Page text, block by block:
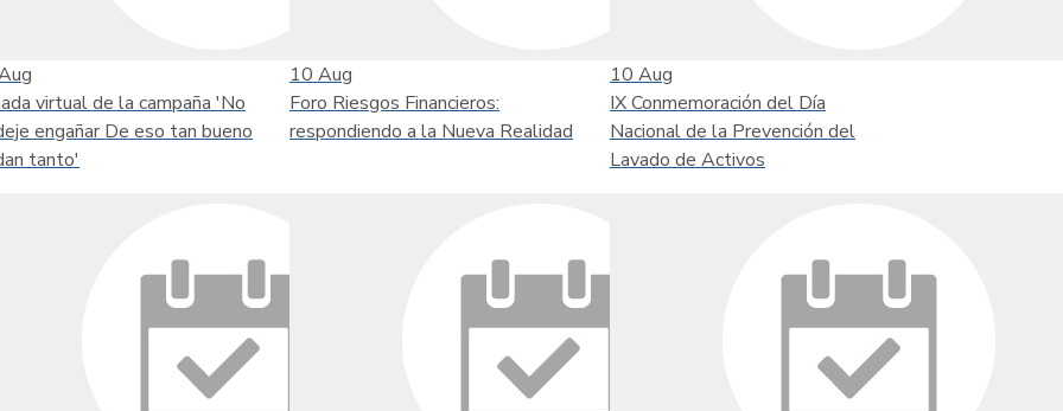
virtual de la campaña 'No
engañar De eso tan bueno
tanto'
10 Aug
Foro Riesgos Financieros:
respondiendo a la Nueva Realidad
10 Aug
IX Conmemoración del Día
Nacional de la Prevención del
Lavado de Activos